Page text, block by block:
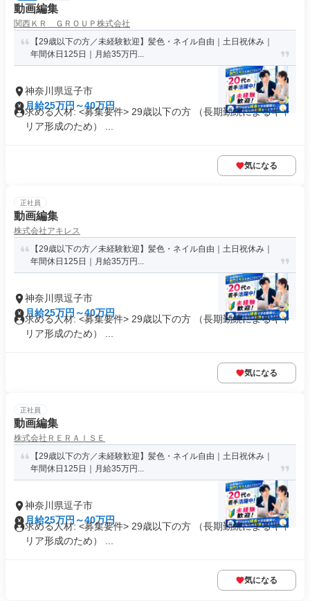
動画編集
関西ＫＲ ＧＲＯＵＰ株式会社
【29歳以下の方／未経験歓迎】髪色・ネイル自由｜土日祝休み｜
年間休日125日｜月給35万円...
神奈川県逗子市
月給25万円～40万円
求める人材: <募集要件> 29歳以下の方 （長期勤続によるキャ
リア形成のため） ...
気になる
正社員
動画編集
株式会社アキレス
【29歳以下の方／未経験歓迎】髪色・ネイル自由｜土日祝休み｜
年間休日125日｜月給35万円...
神奈川県逗子市
月給25万円～40万円
求める人材: <募集要件> 29歳以下の方 （長期勤続によるキャ
リア形成のため） ...
気になる
正社員
動画編集
株式会社ＲＥＲＡＩＳＥ
【29歳以下の方／未経験歓迎】髪色・ネイル自由｜土日祝休み｜
年間休日125日｜月給35万円...
神奈川県逗子市
月給25万円～40万円
求める人材: <募集要件> 29歳以下の方 （長期勤続によるキャ
リア形成のため） ...
気になる